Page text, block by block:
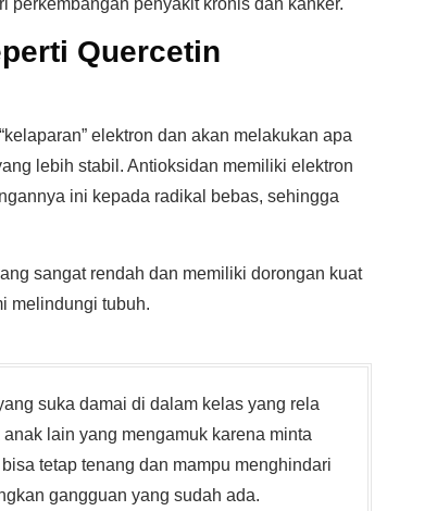
perkembangan penyakit kronis dan kanker.
Quercetin
elektron dan akan melakukan apa
lebih stabil. Antioksidan memiliki elektron
ini kepada radikal bebas, sehingga
sangat rendah dan memiliki dorongan kuat
melindungi tubuh.
suka damai di dalam kelas yang rela
lain yang mengamuk karena minta
tetap tenang dan mampu menghindari
gangguan yang sudah ada.